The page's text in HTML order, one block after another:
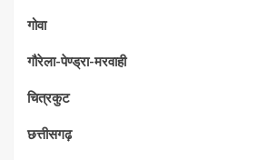
गोवा
गौरेला-पेण्ड्रा-मरवाही
चित्रकुट
छत्तीसगढ़